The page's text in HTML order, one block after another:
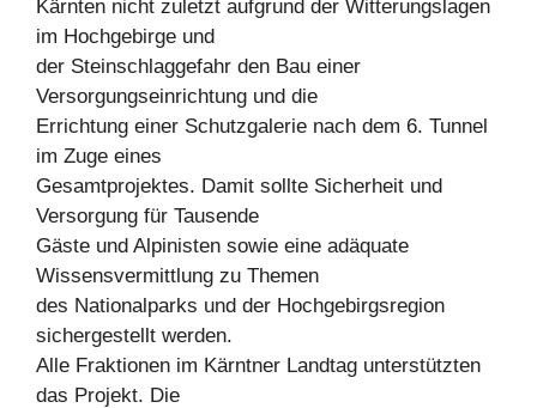
Kärnten nicht zuletzt aufgrund der Witterungslagen
im Hochgebirge und
der Steinschlaggefahr den Bau einer
Versorgungseinrichtung und die
Errichtung einer Schutzgalerie nach dem 6. Tunnel
im Zuge eines
Gesamtprojektes. Damit sollte Sicherheit und
Versorgung für Tausende
Gäste und Alpinisten sowie eine adäquate
Wissensvermittlung zu Themen
des Nationalparks und der Hochgebirgsregion
sichergestellt werden.
Alle Fraktionen im Kärntner Landtag unterstützten
das Projekt. Die